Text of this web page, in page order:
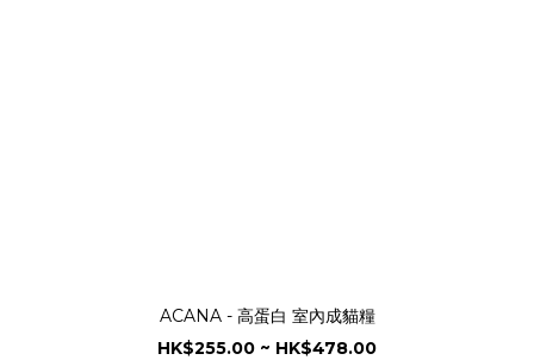
ACANA - 高蛋白 室內成貓糧
HK$255.00 ~ HK$478.00